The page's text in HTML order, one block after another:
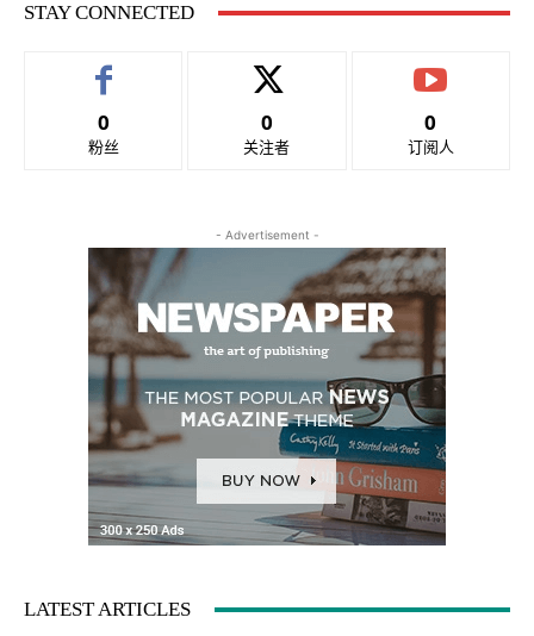
STAY CONNECTED
0
粉丝
0
关注者
0
订阅人
- Advertisement -
LATEST ARTICLES